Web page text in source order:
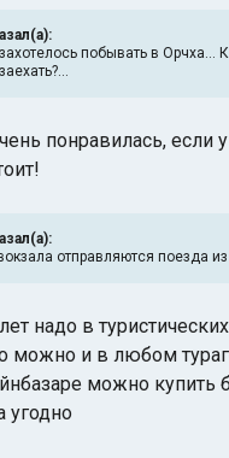
побывать в Орчха...
понравилась, если
отправляются поезда
надо в
можно и в любом
можно купить
угодно